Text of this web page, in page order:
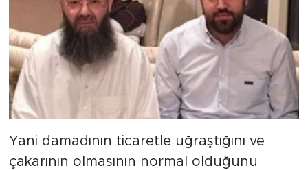
Yani damadının ticaretle uğraştığını ve
çakarının olmasının normal olduğunu